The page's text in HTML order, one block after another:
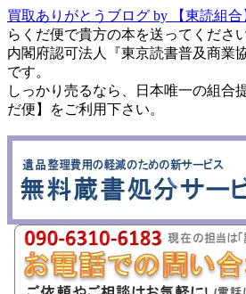
買取ありがとうブログ by 【東読組合
らくだ便で貴方の本を送ってください
内閣府認可法人『東京読書普及商業
です。
しっかり売るなら、日本唯一の組合
だ便】をご利用下さい。